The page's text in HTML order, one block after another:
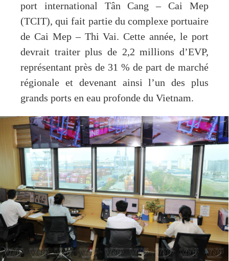
port international Tân Cang – Cai Mep
(TCIT), qui fait partie du complexe portuaire
de Cai Mep – Thi Vai. Cette année, le port
devrait traiter plus de 2,2 millions d’EVP,
représentant près de 31 % de part de marché
régionale et devenant ainsi l’un des plus
grands ports en eau profonde du Vietnam.